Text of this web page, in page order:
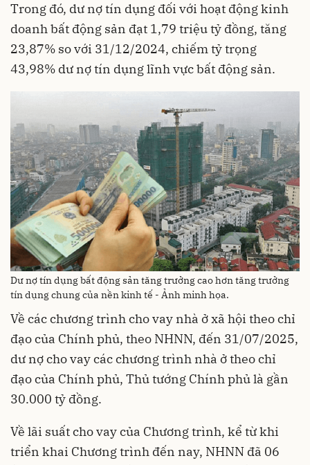
Trong đó, dư nợ tín dụng đối với hoạt động kinh
doanh bất động sản đạt 1,79 triệu tỷ đồng, tăng
23,87% so với 31/12/2024, chiếm tỷ trọng
43,98% dư nợ tín dụng lĩnh vực bất động sản.
Dư nợ tín dụng bất động sản tăng trưởng cao hơn tăng trưởng
tín dụng chung của nền kinh tế - Ảnh minh họa.
Về các chương trình cho vay nhà ở xã hội theo chỉ
đạo của Chính phủ, theo NHNN, đến 31/07/2025,
dư nợ cho vay các chương trình nhà ở theo chỉ
đạo của Chính phủ, Thủ tướng Chính phủ là gần
30.000 tỷ đồng.
Về lãi suất cho vay của Chương trình, kể từ khi
triển khai Chương trình đến nay, NHNN đã 06